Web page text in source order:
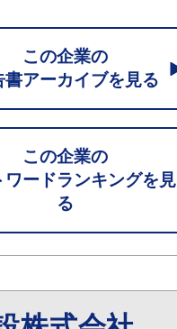
この企業の
書アーカイブを見る
この企業の
ワードランキングを見
る